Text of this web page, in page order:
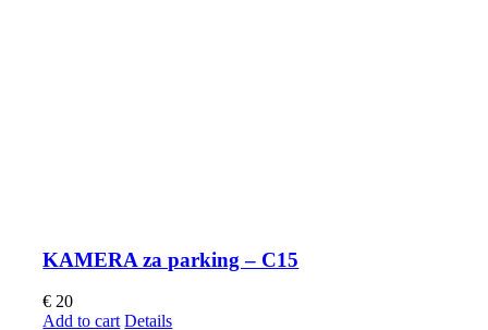
KAMERA za parking – C15
€ 20
Add to cart Details